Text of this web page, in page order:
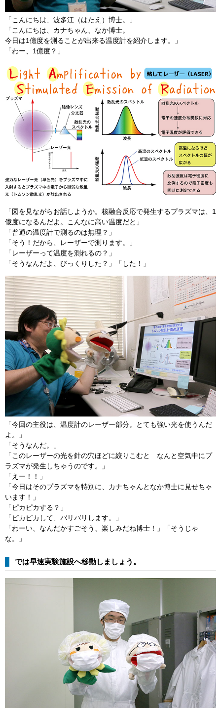
「こんにちは、波多江（はたえ）博士。」
「こんにちは、カナちゃん、なか博士。
今日は1億度を測ることが出来る温度計を紹介します。」
「わー、1億度？」
「図を見ながらお話しようか。核融合反応で発生するプラズマは、1
億度になるんだよ。こんなに高い温度だと」
「普通の温度計で測るのは無理？」
「そう！だから、レーザーで測ります。」
「レーザーって温度を測れるの？」
「そうなんだよ、びっくりした？」「した！」
「今回の主役は、温度計のレーザー部分。とても強い光を使うんだ
よ。」
「そうなんだ。」
「このレーザーの光を針の穴ほどに絞りこむと なんと空気中にプ
ラズマが発生しちゃうのです。」
「えー！！」
「今日はそのプラズマを特別に、カナちゃんとなか博士に見せちゃ
います！」
「ピカピカする？」
「ピカピカして、バリバリします。」
「わーい、なんだかすごそう、楽しみだね博士！」「そうじゃ
な。」
では早速実験施設へ移動しましょう。